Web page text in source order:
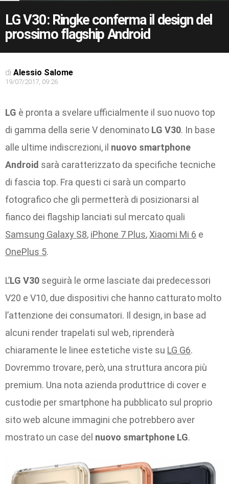
LG V30: Ringke conferma il design del
prossimo flagship Android
di Alessio Salome
19/07/2017, 09:26
LG è pronta a svelare ufficialmente il suo nuovo top
di gamma della serie V denominato LG V30. In base
alle ultime indiscrezioni, il nuovo smartphone
Android sarà caratterizzato da specifiche tecniche
di fascia top. Fra questi ci sarà un comparto
fotografico che gli permetterà di posizionarsi al
fianco dei flagship lanciati sul mercato quali
Samsung Galaxy S8, iPhone 7 Plus, Xiaomi Mi 6 e
OnePlus 5.
L’LG V30 seguirà le orme lasciate dai predecessori
V20 e V10, due dispositivi che hanno catturato molto
l’attenzione dei consumatori. Il design, in base ad
alcuni render trapelati sul web, riprenderà
chiaramente le linee estetiche viste su LG G6.
Dovremmo trovare, però, una struttura ancora più
premium. Una nota azienda produttrice di cover e
custodie per smartphone ha pubblicato sul proprio
sito web alcune immagini che potrebbero aver
mostrato un case del nuovo smartphone LG.